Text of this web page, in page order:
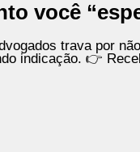
você
trava por
indicação. 👉